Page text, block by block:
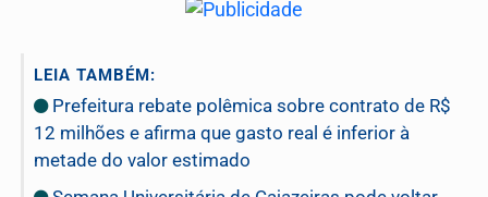
LEIA TAMBÉM:
Prefeitura rebate polêmica sobre contrato de R$
12 milhões e afirma que gasto real é inferior à
metade do valor estimado